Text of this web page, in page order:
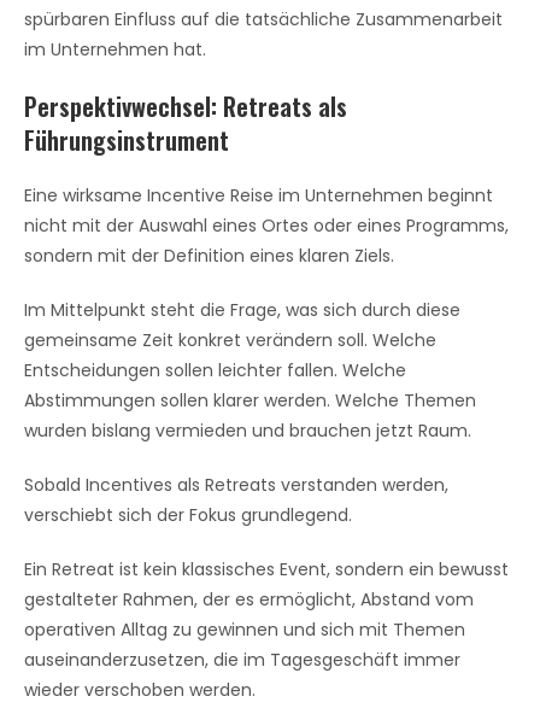
spürbaren Einfluss auf die tatsächliche Zusammenarbeit
im Unternehmen hat.
Perspektivwechsel: Retreats als
Führungsinstrument
Eine wirksame Incentive Reise im Unternehmen beginnt
nicht mit der Auswahl eines Ortes oder eines Programms,
sondern mit der Definition eines klaren Ziels.
Im Mittelpunkt steht die Frage, was sich durch diese
gemeinsame Zeit konkret verändern soll. Welche
Entscheidungen sollen leichter fallen. Welche
Abstimmungen sollen klarer werden. Welche Themen
wurden bislang vermieden und brauchen jetzt Raum.
Sobald Incentives als Retreats verstanden werden,
verschiebt sich der Fokus grundlegend.
Ein Retreat ist kein klassisches Event, sondern ein bewusst
gestalteter Rahmen, der es ermöglicht, Abstand vom
operativen Alltag zu gewinnen und sich mit Themen
auseinanderzusetzen, die im Tagesgeschäft immer
wieder verschoben werden.